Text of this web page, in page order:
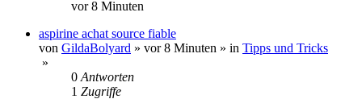
vor 8 Minuten
aspirine achat source fiable
von GildaBolyard » vor 8 Minuten » in Tipps und Tricks
»
0 Antworten
1 Zugriffe